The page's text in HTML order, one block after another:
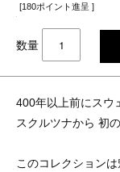
[180ポイント進呈 ]
数量
400年以上前にスウ
スクルツナから 初
このコレクション